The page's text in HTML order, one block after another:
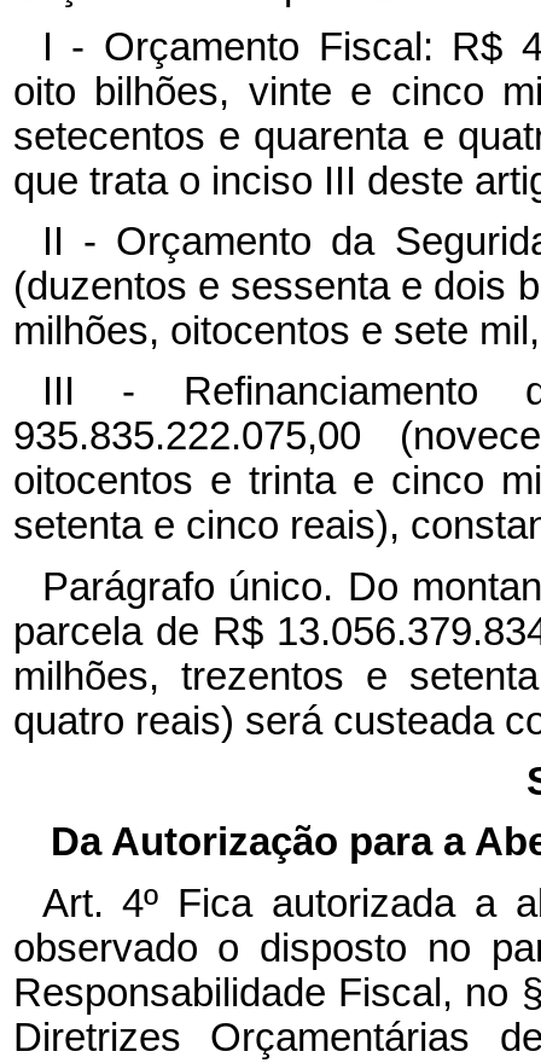
I - Orçamento Fiscal: R$
oito bilhões, vinte e cinco
setecentos e quarenta e
que trata o inciso III deste
II - Orçamento da
(duzentos e sessenta e dois
milhões, oitocentos e sete
III - Refinanciamento
935.835.222.075,00
oitocentos e trinta e cinco
setenta e cinco reais),
Parágrafo único. Do
parcela de R$
milhões, trezentos e
quatro reais) será custeada
Da Autorização para a
Art. 4º Fica autorizada a
observado o disposto no
Responsabilidade Fiscal, no
Diretrizes Orçamentárias